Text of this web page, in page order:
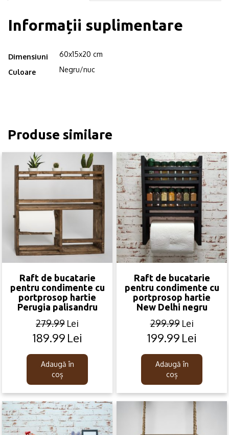
Informații suplimentare
Dimensiuni 60x15x20 cm
Culoare Negru/nuc
Produse similare
Raft de bucatarie
pentru condimente cu
portprosop hartie
Perugia palisandru
279.99 Lei
Original
was:
279.99lei.
189.99 Lei
Current
is:
189.99lei.
Adaugă în
coș
Raft de bucatarie
pentru condimente cu
portprosop hartie
New Delhi negru
299.99 Lei
Original
was:
299.99lei.
199.99 Lei
Current
is:
199.99lei.
Adaugă în
coș